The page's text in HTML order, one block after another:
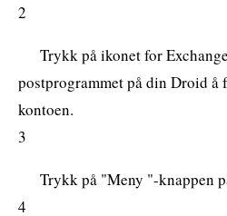
2
Trykk på ikonet for
postprogrammet på din Droid
kontoen.
3
Trykk på "Meny "-knappen
4